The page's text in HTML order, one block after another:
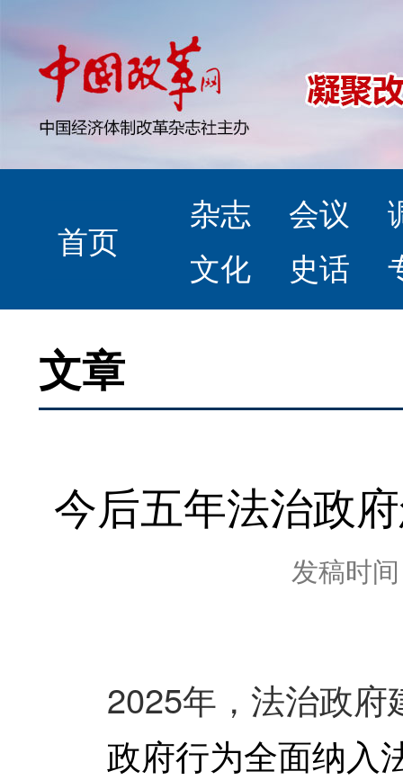
首页
杂志 会议
文化
史话
文章
今后五年法治政
发稿时
2025年，法治政府
政府行为全面纳入